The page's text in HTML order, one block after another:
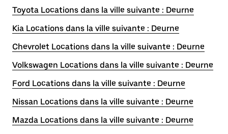
Toyota Locations dans la ville suivante : Deurne
Kia Locations dans la ville suivante : Deurne
Chevrolet Locations dans la ville suivante : Deurne
Volkswagen Locations dans la ville suivante : Deurne
Ford Locations dans la ville suivante : Deurne
Nissan Locations dans la ville suivante : Deurne
Mazda Locations dans la ville suivante : Deurne